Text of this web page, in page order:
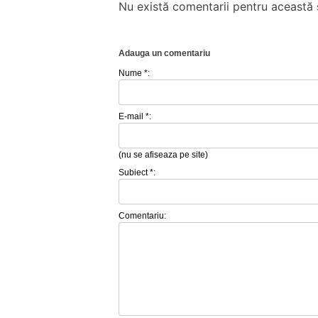
Nu există comentarii pentru această
Adauga un comentariu
Nume *:
E-mail *:
(nu se afiseaza pe site)
Subiect *:
Comentariu: